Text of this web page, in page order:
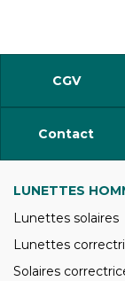
CGV
Contact
LUNETTES
Lunettes solaires
Lunettes
Solaires